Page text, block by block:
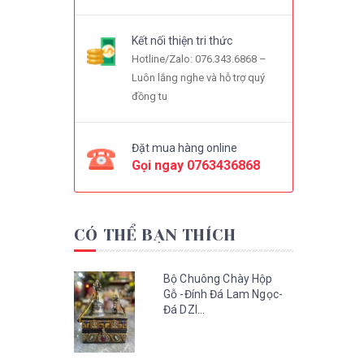
Kết nối thiện tri thức
Hotline/Zalo: 076.343.6868 –
Luôn lắng nghe và hỗ trợ quý
đồng tu
Đặt mua hàng online
Gọi ngay 0763436868
CÓ THỂ BẠN THÍCH
Bộ Chuông Chày Hộp
Gỗ -Đính Đá Lam Ngọc-
Đá DZI...